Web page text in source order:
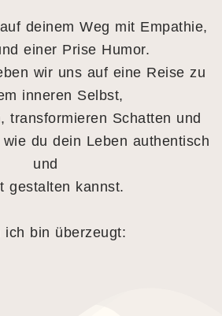
deinem Weg mit Empathie,
einer Prise Humor.
wir uns auf eine Reise zu
inneren Selbst,
transformieren Schatten und
du dein Leben authentisch
und
gestalten kannst.
ich bin überzeugt: